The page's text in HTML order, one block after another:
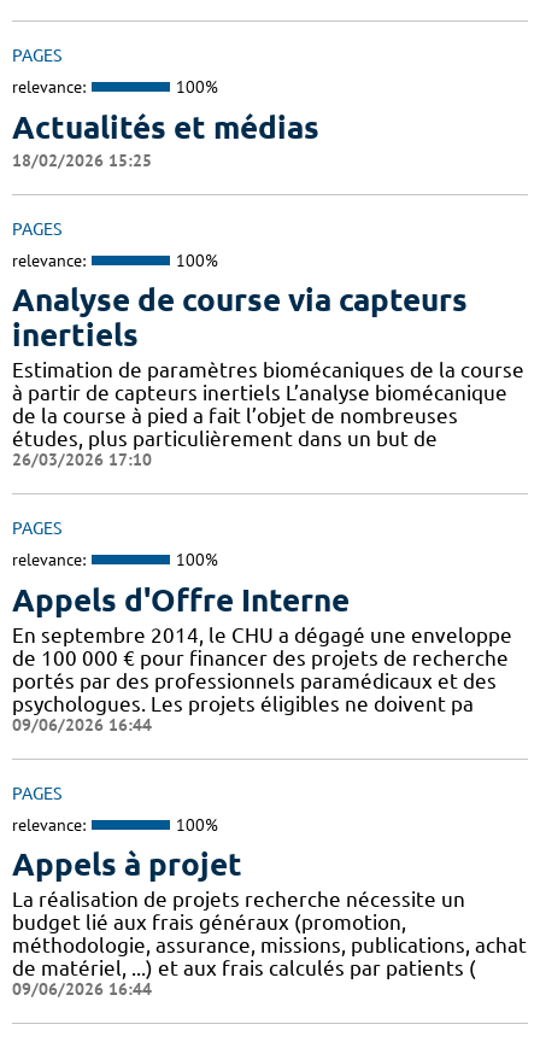
PAGES
relevance: 100%
Actualités et médias
18/02/2026 15:25
PAGES
relevance: 100%
Analyse de course via capteurs
inertiels
Estimation de paramètres biomécaniques de la course
à partir de capteurs inertiels L’analyse biomécanique
de la course à pied a fait l’objet de nombreuses
études, plus particulièrement dans un but de
26/03/2026 17:10
PAGES
relevance: 100%
Appels d'Offre Interne
En septembre 2014, le CHU a dégagé une enveloppe
de 100 000 € pour financer des projets de recherche
portés par des professionnels paramédicaux et des
psychologues. Les projets éligibles ne doivent pa
09/06/2026 16:44
PAGES
relevance: 100%
Appels à projet
La réalisation de projets recherche nécessite un
budget lié aux frais généraux (promotion,
méthodologie, assurance, missions, publications, achat
de matériel, ...) et aux frais calculés par patients (
09/06/2026 16:44